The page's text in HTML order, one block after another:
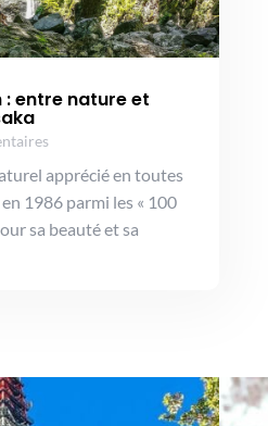
: entre nature et
apprécié en toutes
1986 parmi les « 100
sa beauté et sa